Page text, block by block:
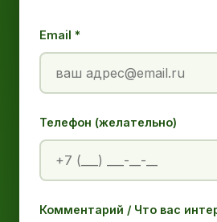
Email *
Телефон (желательно)
Комментарий / Что вас